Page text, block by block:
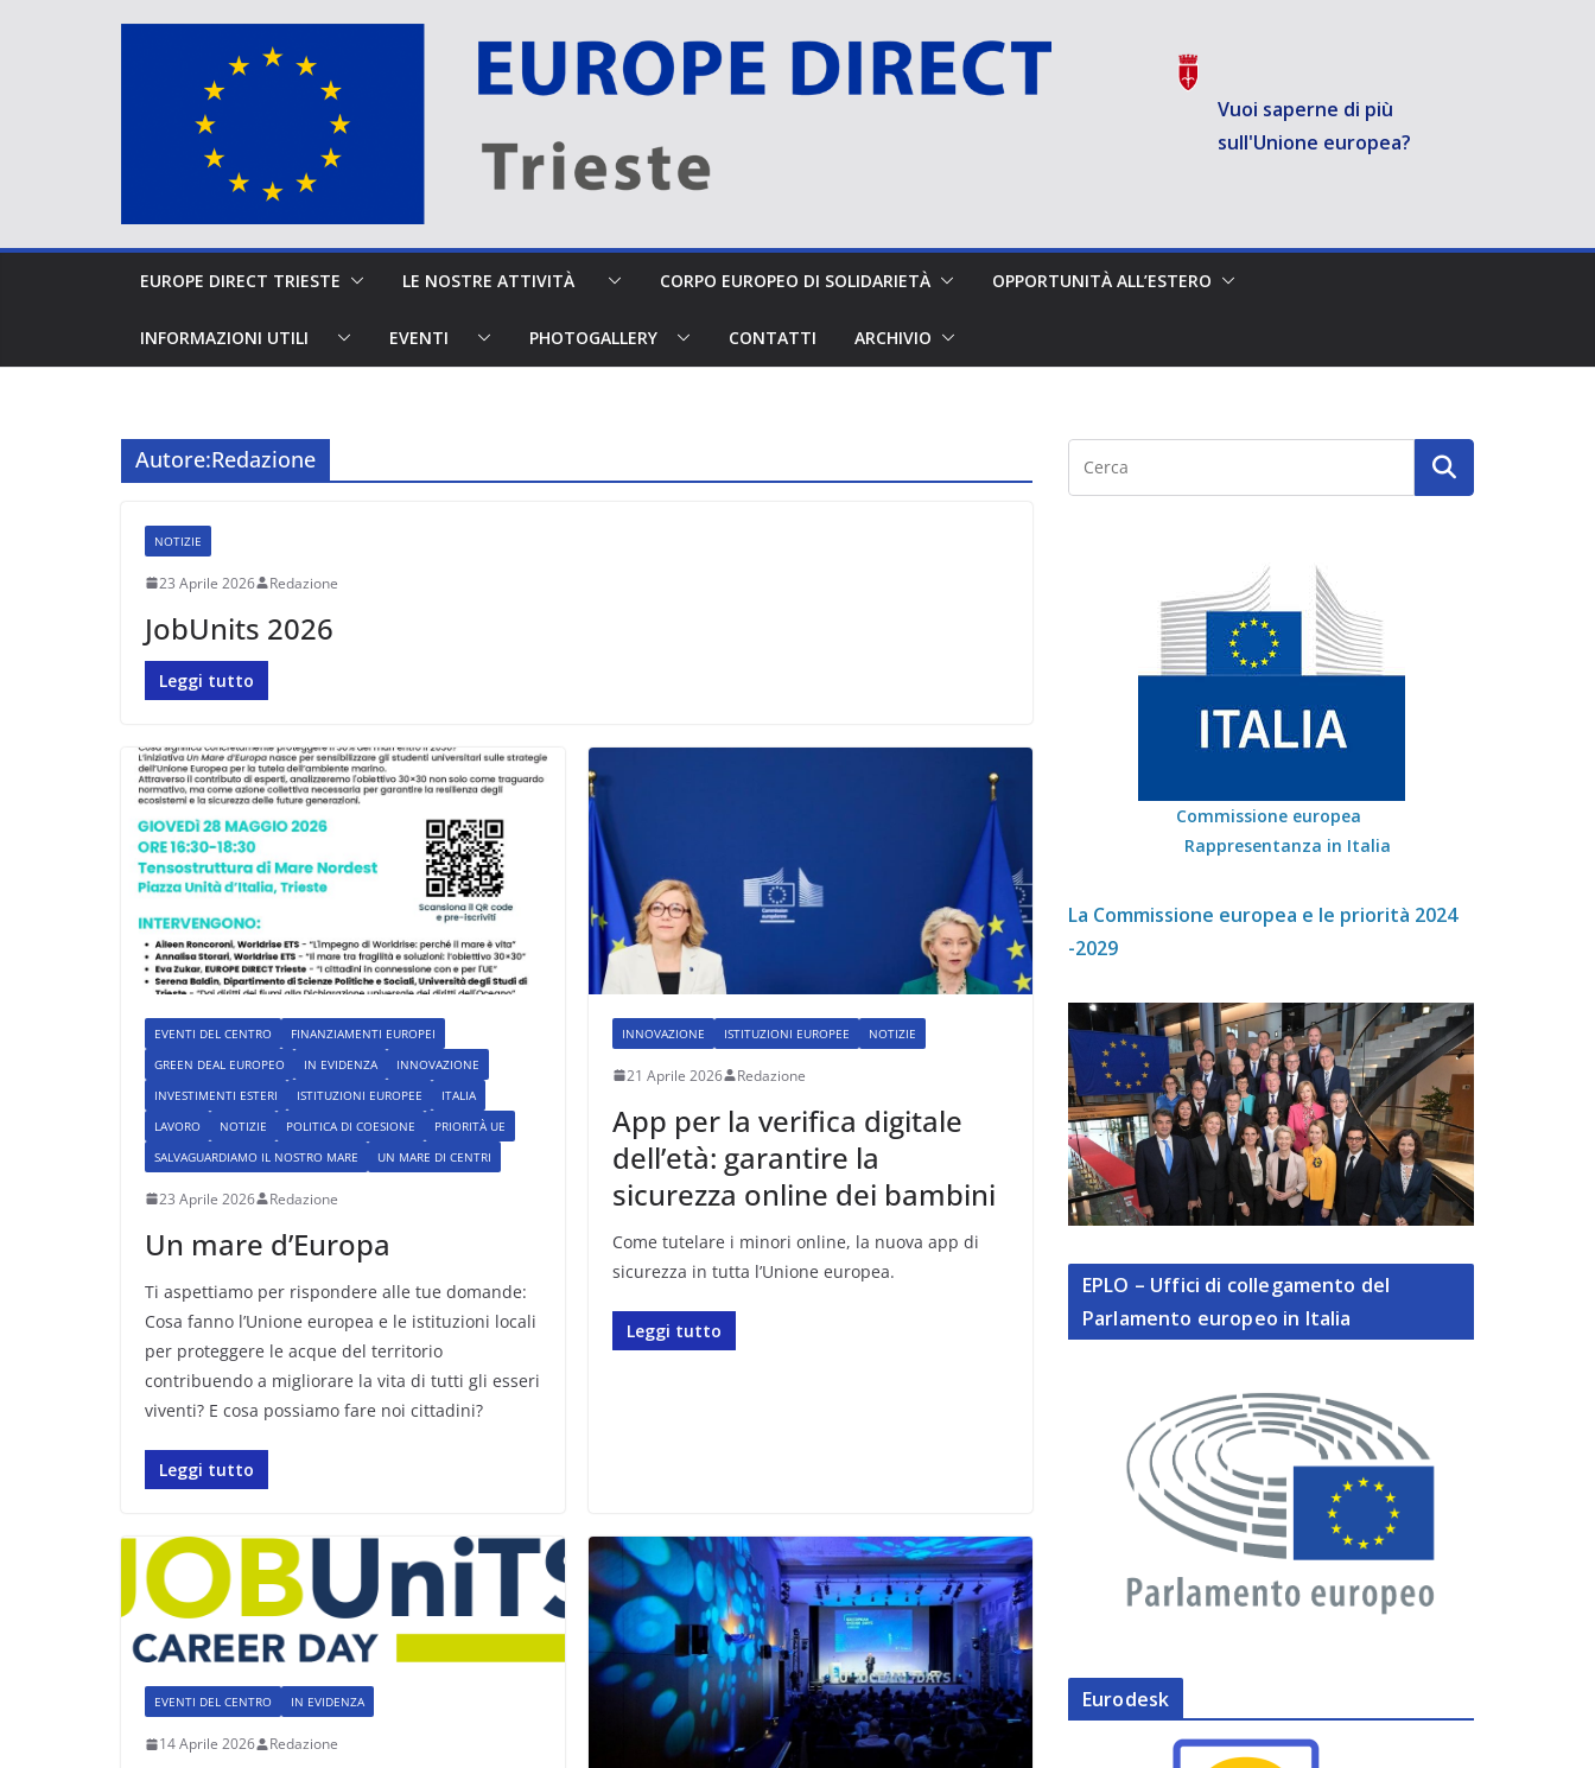
Vuoi saperne di più
sull'Unione europea?
EUROPE DIRECT TRIESTE LE NOSTRE ATTIVITÀ CORPO EUROPEO DI SOLIDARIETÀ OPPORTUNITÀ ALL’ESTERO
INFORMAZIONI UTILI EVENTI PHOTOGALLERY CONTATTI ARCHIVIO
Autore:Redazione
NOTIZIE
23 Aprile 2026 Redazione
JobUnits 2026
Leggi tutto
EVENTI DEL CENTRO
FINANZIAMENTI EUROPEI
GREEN DEAL EUROPEO
IN EVIDENZA
INNOVAZIONE
INVESTIMENTI ESTERI
ISTITUZIONI EUROPEE
ITALIA
LAVORO
NOTIZIE POLITICA DI COESIONE
PRIORITÀ UE
SALVAGUARDIAMO IL NOSTRO MARE
UN MARE DI CENTRI
23 Aprile 2026 Redazione
Un mare d’Europa
Ti aspettiamo per rispondere alle tue domande:
Cosa fanno l’Unione europea e le istituzioni locali
per proteggere le acque del territorio
contribuendo a migliorare la vita di tutti gli esseri
viventi? E cosa possiamo fare noi cittadini?
Leggi tutto
INNOVAZIONE ISTITUZIONI EUROPEE NOTIZIE
21 Aprile 2026 Redazione
App per la verifica digitale
dell’età: garantire la
sicurezza online dei bambini
Come tutelare i minori online, la nuova app di
sicurezza in tutta l’Unione europea.
Leggi tutto
EVENTI DEL CENTRO IN EVIDENZA
14 Aprile 2026 Redazione
Commissione europea
Rappresentanza in Italia
La Commissione europea e le priorità 2024
-2029
EPLO – Uffici di collegamento del
Parlamento europeo in Italia
Eurodesk